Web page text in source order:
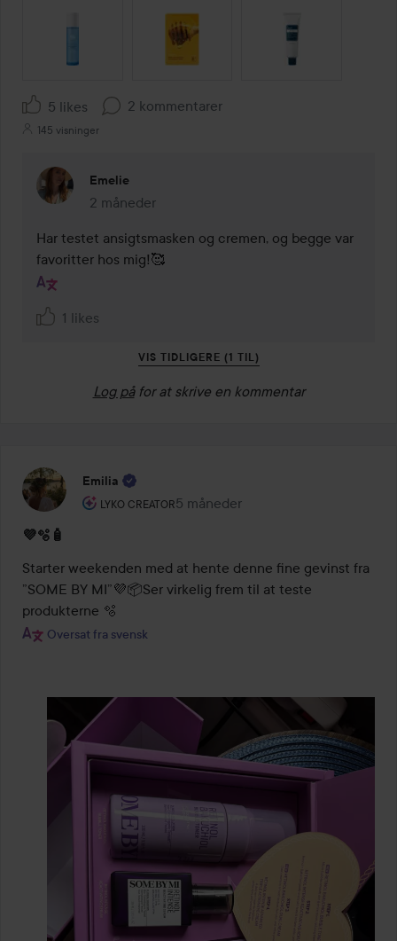
SPRING OVER SEKTIONEN
5 likes 2 kommentarer
145 visninger
Emelie
2 måneder
Kommentaren lades 2 måneder
Har testet ansigtsmasken og cremen, og begge var
favoritter hos mig!🥰
1 likes
VIS TIDLIGERE (1 TIL)
Log på for at skrive en kommentar
Emilia
LYKO CREATOR
Brugerens rolle: Lyko Creator.
5 måneder
Posten blev oprettet 5 måneder
💜🫧🧴
Starter weekenden med at hente denne fine gevinst fra
”SOME BY MI”💜📦Ser virkelig frem til at teste
produkterne 🫧
Oversat fra svensk